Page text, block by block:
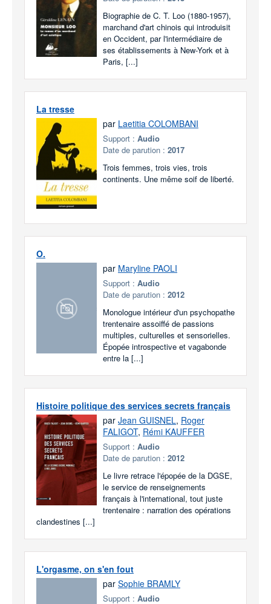
Biographie de C. T. Loo (1880-1957),
marchand d'art chinois qui introduisit
en Occident, par l'intermédiaire de
ses établissements à New-York et à
Paris, [...]
La tresse
par Laetitia COLOMBANI
Support : Audio
Date de parution : 2017
Trois femmes, trois vies, trois
continents. Une même soif de liberté.
O.
par Maryline PAOLI
Support : Audio
Date de parution : 2012
Monologue intérieur d'un psychopathe
trentenaire assoiffé de passions
multiples, culturelles et sensorielles.
Épopée introspective et vagabonde
entre la [...]
Histoire politique des services secrets français
par Jean GUISNEL, Roger
FALIGOT, Rémi KAUFFER
Support : Audio
Date de parution : 2012
Le livre retrace l'épopée de la DGSE,
le service de renseignements
français à l'international, tout juste
trentenaire : narration des opérations
clandestines [...]
L'orgasme, on s'en fout
par Sophie BRAMLY
Support : Audio